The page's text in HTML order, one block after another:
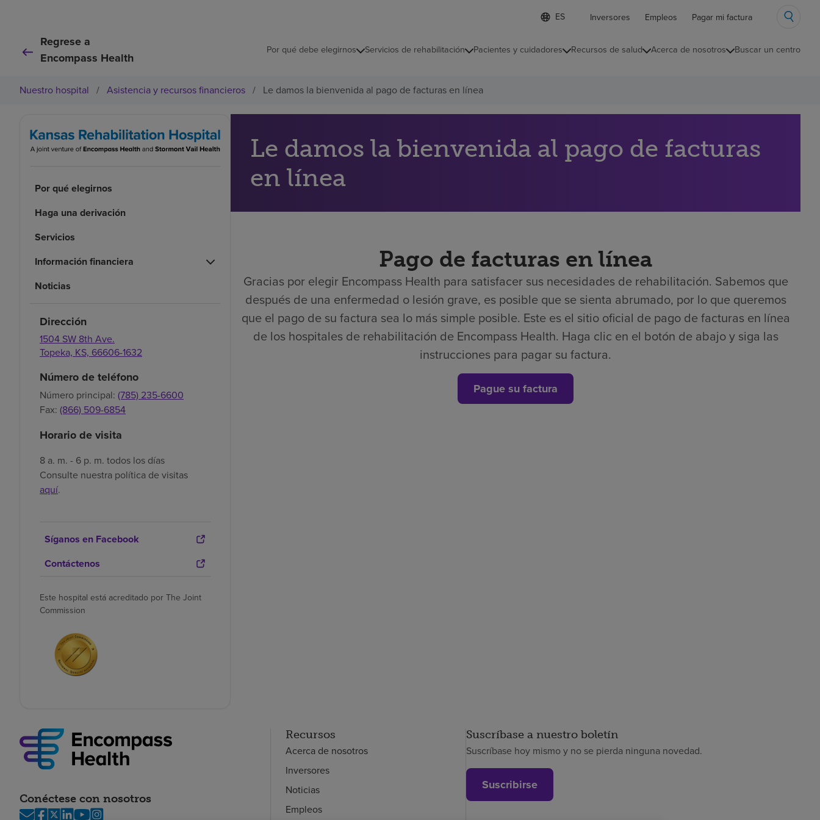
Lista
de
contraída
d
o
e
i
Inversores Empleos Pagar mi factura
Regrese a
Encompass Health
Por qué debe elegirnos Servicios de rehabilitación Pacientes y cuidadores Recursos de salud Acerca de nosotros Buscar un centro
Nuestro hospital / Asistencia y recursos financieros / Le damos la bienvenida al pago de facturas en línea
Por qué elegirnos
Haga una derivación
Servicios
Información financiera
Noticias
Dirección
1504 SW 8th Ave.
Topeka, KS, 66606-1632
Número de teléfono
Número principal: (785) 235-6600
Fax: (866) 509-6854
Horario de visita
8 a. m. - 6 p. m. todos los días
Consulte nuestra política de visitas
aquí.
Síganos en Facebook
Contáctenos
Este hospital está acreditado por The Joint
Commission
Le damos la bienvenida al pago de facturas
en línea
Pago de facturas en línea
Gracias por elegir Encompass Health para satisfacer sus necesidades de rehabilitación. Sabemos que
después de una enfermedad o lesión grave, es posible que se sienta abrumado, por lo que queremos
que el pago de su factura sea lo más simple posible. Este es el sitio oficial de pago de facturas en línea
de los hospitales de rehabilitación de Encompass Health. Haga clic en el botón de abajo y siga las
instrucciones para pagar su factura.
Pague su factura
Conéctese con nosotros
Recursos
Acerca de nosotros
Inversores
Noticias
Empleos
Suscríbase a nuestro boletín
Suscríbase hoy mismo y no se pierda ninguna novedad.
Suscribirse